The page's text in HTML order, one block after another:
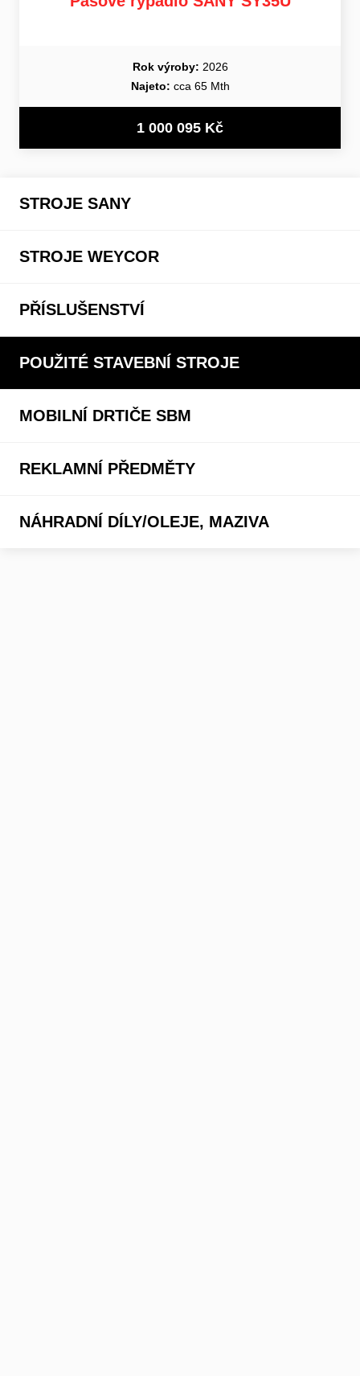
Rok výroby: 2026
Najeto: cca 65 Mth
1 000 095 Kč
STROJE SANY
STROJE WEYCOR
PŘÍSLUŠENSTVÍ
POUŽITÉ STAVEBNÍ STROJE
MOBILNÍ DRTIČE SBM
REKLAMNÍ PŘEDMĚTY
NÁHRADNÍ DÍLY/OLEJE, MAZIVA